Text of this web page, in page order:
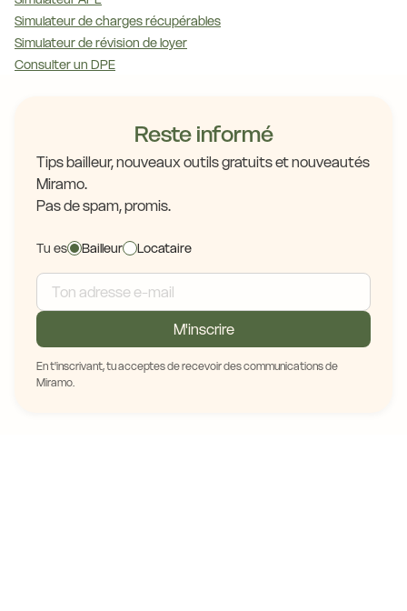
Simulateur de charges récupérables
Simulateur de révision de loyer
Consulter un DPE
Reste informé
Tips bailleur, nouveaux outils gratuits et nouveautés
Miramo.
Pas de spam, promis.
Tu es Bailleur Locataire
M'inscrire
En t'inscrivant, tu acceptes de recevoir des communications de
Miramo.